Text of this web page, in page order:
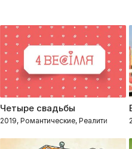
Четыре свадьбы
2019, Романтические, Реалити